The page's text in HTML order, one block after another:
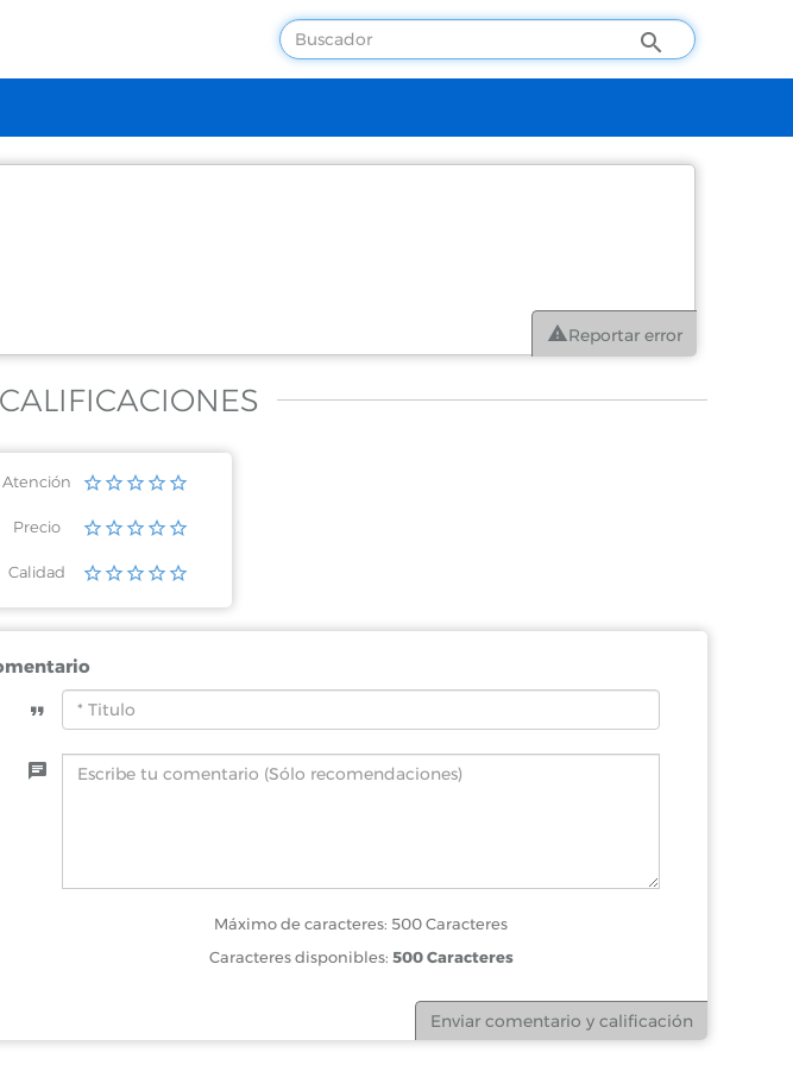
Reportar error
Atención
Precio
Calidad
Máximo de caracteres: 500 Caracteres
Caracteres disponibles: 500 Caracteres